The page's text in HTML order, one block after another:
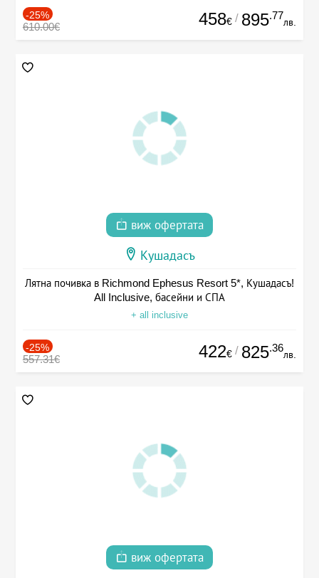
-25%
610.00€ 458€ / 895.77
лв.
виж офертата
Кушадасъ
Лятна почивка в Richmond Ephesus Resort 5*, Кушадасъ!
All Inclusive, басейни и СПА
+ all inclusive
-25%
557.31€ 422€ / 825.36
лв.
виж офертата